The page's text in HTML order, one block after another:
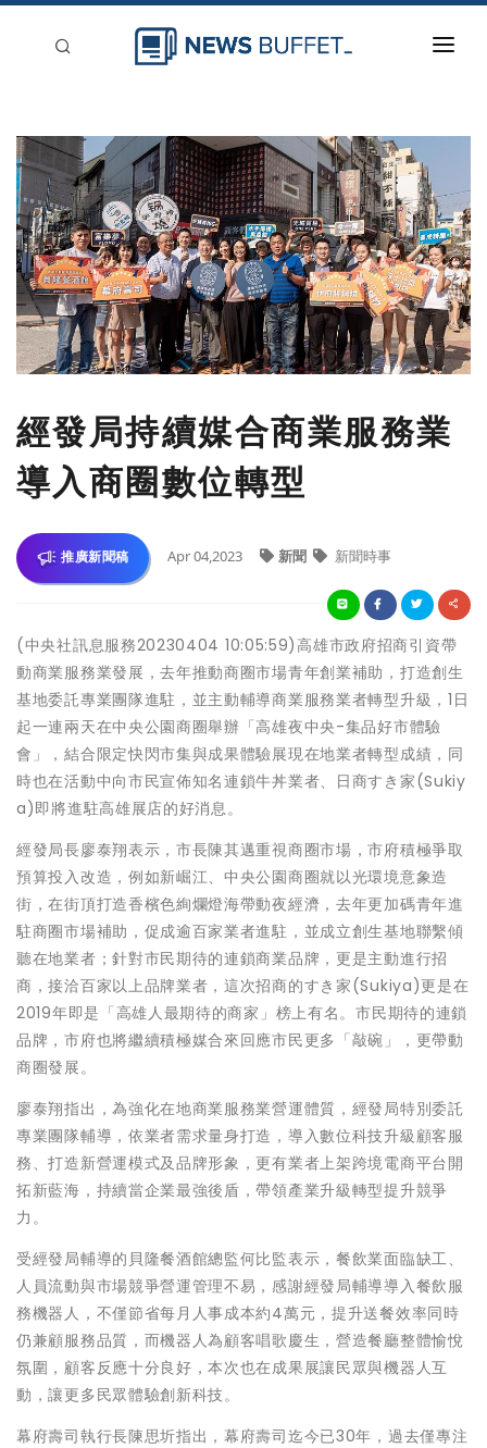
新聞稿分類
登入
刊登
經發局持續媒合商業服務業
導入商圈數位轉型
推廣新聞稿 Apr 04,2023 新聞 新聞時事
(中央社訊息服務20230404 10:05:59)高雄市政府招商引資帶
動商業服務業發展，去年推動商圈市場青年創業補助，打造創生
基地委託專業團隊進駐，並主動輔導商業服務業者轉型升級，1日
起一連兩天在中央公園商圈舉辦「高雄夜中央-集品好市體驗
會」，結合限定快閃市集與成果體驗展現在地業者轉型成績，同
時也在活動中向市民宣佈知名連鎖牛丼業者、日商すき家(Sukiy
a)即將進駐高雄展店的好消息。
經發局長廖泰翔表示，市長陳其邁重視商圈市場，市府積極爭取
預算投入改造，例如新崛江、中央公園商圈就以光環境意象造
街，在街頂打造香檳色絢爛燈海帶動夜經濟，去年更加碼青年進
駐商圈市場補助，促成逾百家業者進駐，並成立創生基地聯繫傾
聽在地業者；針對市民期待的連鎖商業品牌，更是主動進行招
商，接洽百家以上品牌業者，這次招商的すき家(Sukiya)更是在
2019年即是「高雄人最期待的商家」榜上有名。市民期待的連鎖
品牌，市府也將繼續積極媒合來回應市民更多「敲碗」，更帶動
商圈發展。
廖泰翔指出，為強化在地商業服務業營運體質，經發局特別委託
專業團隊輔導，依業者需求量身打造，導入數位科技升級顧客服
務、打造新營運模式及品牌形象，更有業者上架跨境電商平台開
拓新藍海，持續當企業最強後盾，帶領產業升級轉型提升競爭
力。
受經發局輔導的貝隆餐酒館總監何比監表示，餐飲業面臨缺工、
人員流動與市場競爭營運管理不易，感謝經發局輔導導入餐飲服
務機器人，不僅節省每月人事成本約4萬元，提升送餐效率同時
仍兼顧服務品質，而機器人為顧客唱歌慶生，營造餐廳整體愉悅
氛圍，顧客反應十分良好，本次也在成果展讓民眾與機器人互
動，讓更多民眾體驗創新科技。
幕府壽司執行長陳思圻指出，幕府壽司迄今已30年，過去僅專注